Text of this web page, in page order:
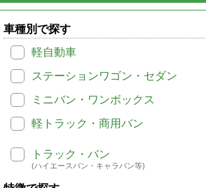
車種別で探す
軽自動車
ステーションワゴン・セダン
ミニバン・ワンボックス
軽トラック・商用バン
トラック・バン
(ハイエースバン・キャラバン等)